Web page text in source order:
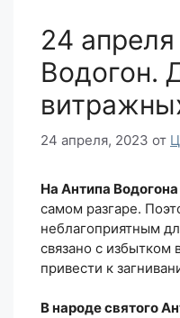
24
Водогон.
24 апреля, 2023 от
На Антипа Водогона
самом разгаре.
неблагоприятным
связано с
привести к
В народе святого